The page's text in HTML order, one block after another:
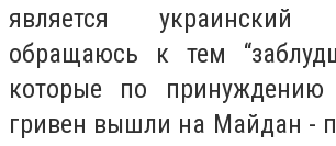
является
обращаюсь к тем
которые по
гривен вышли на Майдан -